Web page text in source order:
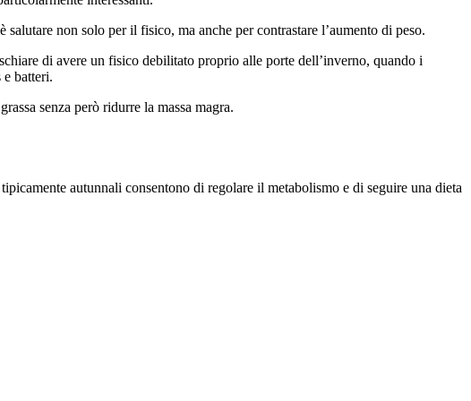
non solo per il fisico, ma anche per contrastare l’aumento di peso.
di avere un fisico debilitato proprio alle porte dell’inverno, quando i
batteri.
senza però ridurre la massa magra.
autunnali consentono di regolare il metabolismo e di seguire una dieta